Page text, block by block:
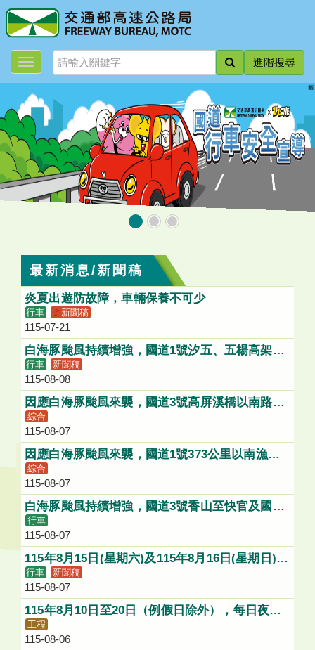
跳
到
主
進階搜尋
:::
最新消息/新聞稿
炎夏出遊防故障，車輛保養不可少
行車 🚩 新聞稿
115-07-21
白海豚颱風持續增強，國道1號汐五、五楊高架及
國5頭城蘇澳路段將可能採降速、禁行大型車或道
路封閉等管制
行車 新聞稿
115-08-08
因應白海豚颱風來襲，國道3號高屏溪橋以南路段
最高速限需配合降低、禁行大型車或路段封閉等管
制
綜合
115-08-07
因應白海豚颱風來襲，國道1號373公里以南漁港
高架路段最高速限需配合降低、禁行大型車或路段
封閉等管制
綜合
115-08-07
白海豚颱風持續增強，國道3號香山至快官及國道
4號清水端-豐勢，將可能採降速管制
行車
115-08-07
115年8月15日(星期六)及115年8月16日(星期日)，
每日8時至18時，施工封閉國道1號漁港高架（373
k+400~374k+320）及新生高架雙向全線(373k漁
港路(草衙路)出入口維持通行)，用路人請配合改
道行駛。
行車 新聞稿
115-08-07
115年8月10日至20日（例假日除外），每日夜間1
1時至翌日上午6時，施工封閉台64五股交流道聯
絡道進入國1北向入口匝道
工程
115-08-06